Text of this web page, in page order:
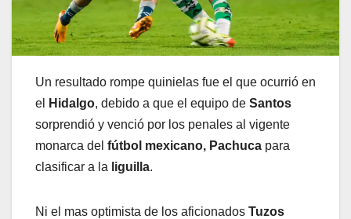
Un resultado rompe quinielas fue el que ocurrió en
el
Hidalgo, debido a que el equipo de Santos
sorprendió y venció por los penales al vigente
monarca del fútbol mexicano, Pachuca para
clasificar a la liguilla.
Ni el mas optimista de los aficionados Tuzos